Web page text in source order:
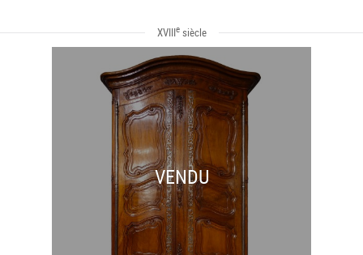
XVIIIesiècle
VENDU